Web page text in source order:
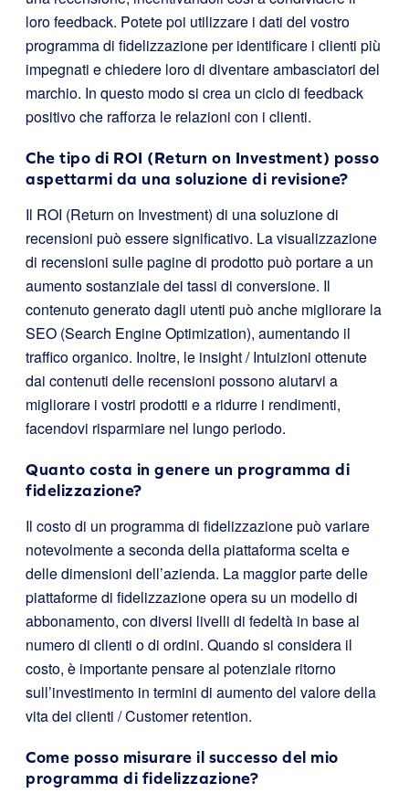
loro feedback. Potete poi utilizzare i dati del vostro
programma di fidelizzazione per identificare i clienti più
impegnati e chiedere loro di diventare ambasciatori del
marchio. In questo modo si crea un ciclo di feedback
positivo che rafforza le relazioni con i clienti.
Che tipo di ROI (Return on Investment) posso
aspettarmi da una soluzione di revisione?
Il ROI (Return on Investment) di una soluzione di
recensioni può essere significativo. La visualizzazione
di recensioni sulle pagine di prodotto può portare a un
aumento sostanziale dei tassi di conversione. Il
contenuto generato dagli utenti può anche migliorare la
SEO (Search Engine Optimization), aumentando il
traffico organico. Inoltre, le insight / Intuizioni ottenute
dai contenuti delle recensioni possono aiutarvi a
migliorare i vostri prodotti e a ridurre i rendimenti,
facendovi risparmiare nel lungo periodo.
Quanto costa in genere un programma di
fidelizzazione?
Il costo di un programma di fidelizzazione può variare
notevolmente a seconda della piattaforma scelta e
delle dimensioni dell’azienda. La maggior parte delle
piattaforme di fidelizzazione opera su un modello di
abbonamento, con diversi livelli di fedeltà in base al
numero di clienti o di ordini. Quando si considera il
costo, è importante pensare al potenziale ritorno
sull’investimento in termini di aumento del valore della
vita dei clienti / Customer retention.
Come posso misurare il successo del mio
programma di fidelizzazione?